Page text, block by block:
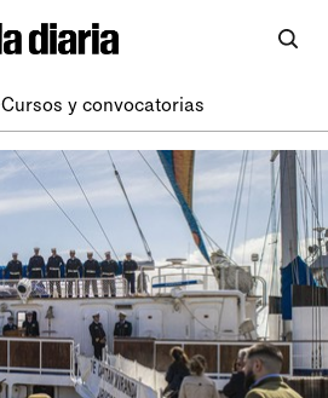
Cursos y convocatorias